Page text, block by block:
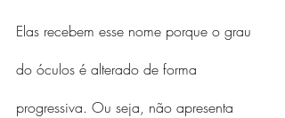
Elas recebem esse nome porque o grau
do óculos é alterado de forma
progressiva. Ou seja, não apresenta